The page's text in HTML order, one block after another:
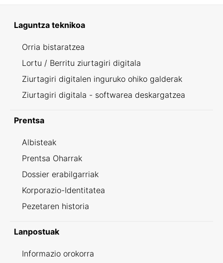
Laguntza teknikoa
Orria bistaratzea
Lortu / Berritu ziurtagiri digitala
Ziurtagiri digitalen inguruko ohiko galderak
Ziurtagiri digitala - softwarea deskargatzea
Prentsa
Albisteak
Prentsa Oharrak
Dossier erabilgarriak
Korporazio-Identitatea
Pezetaren historia
Lanpostuak
Informazio orokorra